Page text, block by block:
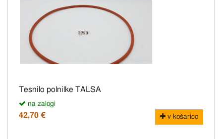
Tesnilo polnilke TALSA
na zalogi
42,70 € v košarico